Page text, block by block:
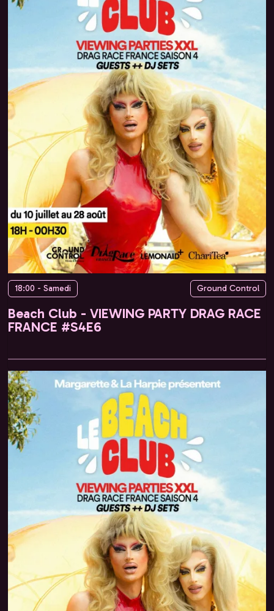
18:00 - Samedi Ground Control
Beach Club - VIEWING PARTY DRAG RACE
FRANCE #S4E6